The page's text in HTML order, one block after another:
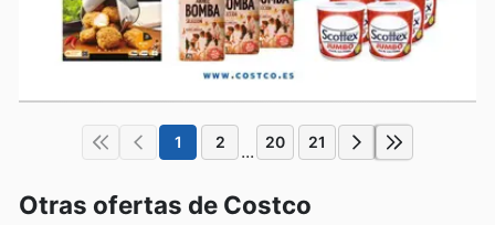
1 2 ... 20 21
Otras ofertas de Costco